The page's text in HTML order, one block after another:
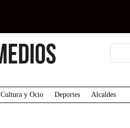
Cultura y Ocio Deportes Alcaldes